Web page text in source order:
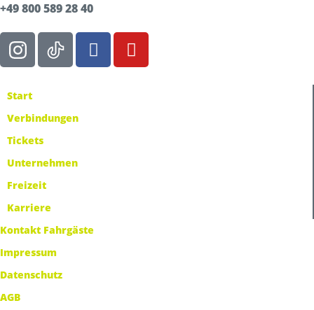
+49 800 589 28 40
Start
Verbindungen
Tickets
Unternehmen
Freizeit
Karriere
Kontakt Fahrgäste
Impressum
Datenschutz
AGB